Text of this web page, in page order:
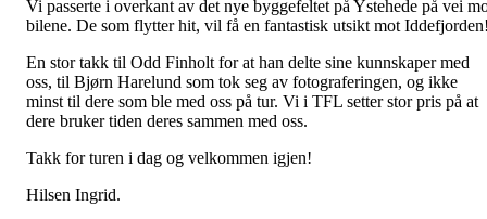
Vi passerte i overkant av det nye byggefeltet på Ystehede på vei
bilene. De som flytter hit, vil få en fantastisk utsikt mot
En stor takk til Odd Finholt for at han delte sine kunnskaper med
oss, til Bjørn Harelund som tok seg av fotograferingen, og ikke
minst til dere som ble med oss på tur. Vi i TFL setter stor pris på at
dere bruker tiden deres sammen med oss.
Takk for turen i dag og velkommen igjen!
Hilsen Ingrid.